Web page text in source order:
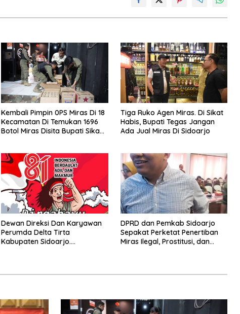
Kembali Pimpin 0PS Miras Di 18
Kecamatan Di Temukan 1696
Botol Miras Disita Bupati Sikap
Tiga Ruko Agen Miras. Di Sikat
Habis, Bupati Tegas Jangan
Ada Jual Miras Di Sidoarjo
Dewan Direksi Dan Karyawan
Perumda Delta Tirta
Kabupaten Sidoarjo.
Tahun 2026
DPRD dan Pemkab Sidoarjo
Sepakat Perketat Penertiban
Miras Ilegal, Prostitusi, dan